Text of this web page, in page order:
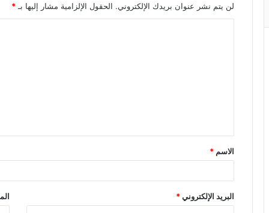
لن يتم نشر عنوان بريدك الإلكتروني. الحقول الإلزامية مشار إليها بـ *
ق
*
الاسم *
البريد الإلكتروني*